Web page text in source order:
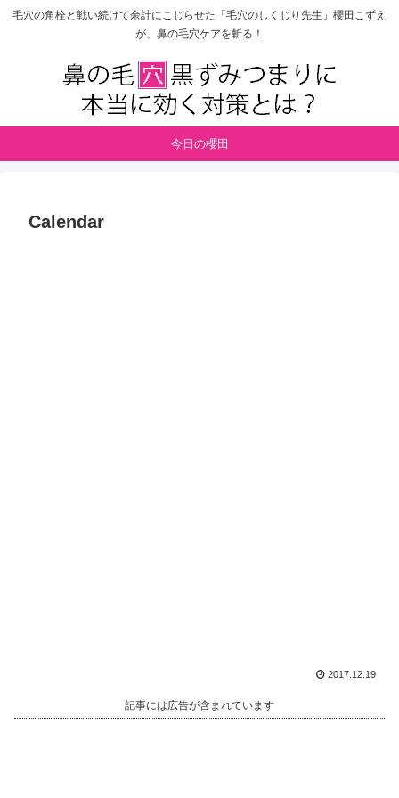
毛穴の角栓と戦い続けて余計にこじらせた「毛穴のしくじり先生」櫻田こずえ
が、鼻の毛穴ケアを斬る！
今日の櫻田
Calendar
2017.12.19
記事には広告が含まれています